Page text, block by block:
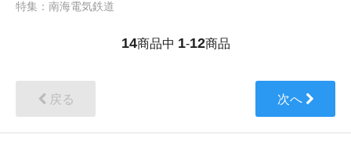
特集：南海電気鉄道
14商品中 1-12商品
戻る 次へ